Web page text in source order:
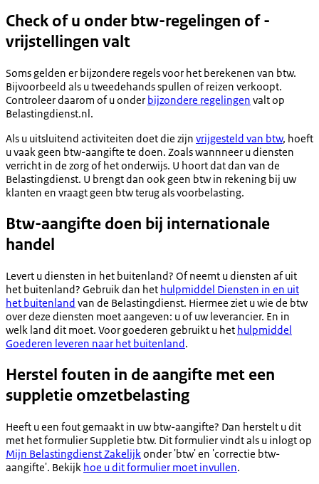
Check of u onder btw-regelingen of -
vrijstellingen valt
Soms gelden er bijzondere regels voor het berekenen van btw.
Bijvoorbeeld als u tweedehands spullen of reizen verkoopt.
Controleer daarom of u onder bijzondere regelingen valt op
Belastingdienst.nl.
Als u uitsluitend activiteiten doet die zijn vrijgesteld van btw, hoeft
u vaak geen btw-aangifte te doen. Zoals wannneer u diensten
verricht in de zorg of het onderwijs. U hoort dat dan van de
Belastingdienst. U brengt dan ook geen btw in rekening bij uw
klanten en vraagt geen btw terug als voorbelasting.
Btw-aangifte doen bij internationale
handel
Levert u diensten in het buitenland? Of neemt u diensten af uit
het buitenland? Gebruik dan het hulpmiddel Diensten in en uit
het buitenland van de Belastingdienst. Hiermee ziet u wie de btw
over deze diensten moet aangeven: u of uw leverancier. En in
welk land dit moet. Voor goederen gebruikt u het hulpmiddel
Goederen leveren naar het buitenland.
Herstel fouten in de aangifte met een
suppletie omzetbelasting
Heeft u een fout gemaakt in uw btw-aangifte? Dan herstelt u dit
met het formulier Suppletie btw. Dit formulier vindt als u inlogt op
Mijn Belastingdienst Zakelijk onder 'btw' en 'correctie btw-
aangifte'. Bekijk hoe u dit formulier moet invullen.